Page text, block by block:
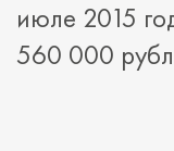
июле 2015
560 000